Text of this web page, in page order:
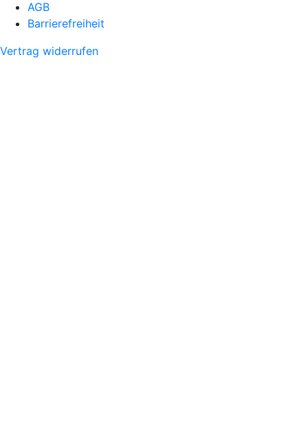
AGB
Barrierefreiheit
Vertrag widerrufen